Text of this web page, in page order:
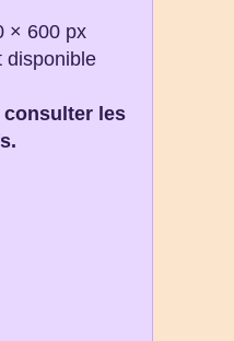
× 600 px
disponible
les